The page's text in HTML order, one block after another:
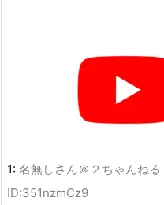
1: 名無しさん＠２ちゃんねる
ID:351nzmCz9